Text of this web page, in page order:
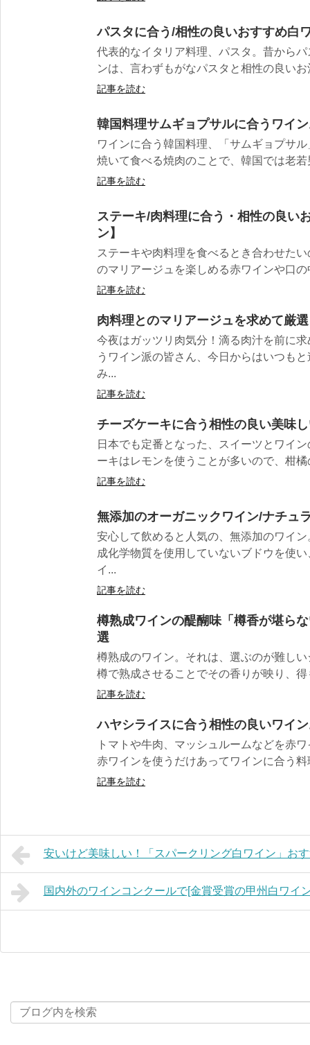
パスタに合う/相性の良いおすすめ白
代表的なイタリア料理、パスタ。昔から
ンは、言わずもがなパスタと相性の良い
記事を読む
韓国料理サムギョプサルに合うワイ
ワインに合う韓国料理、「サムギョプサ
焼いて食べる焼肉のことで、韓国では老
記事を読む
ステーキ/肉料理に合う・相性の良い
ン】
ステーキや肉料理を食べるとき合わせた
のマリアージュを楽しめる赤ワインや口
記事を読む
肉料理とのマリアージュを求めて厳
今夜はガッツリ肉気分！滴る肉汁を前に
うワイン派の皆さん、今日からはいつも
み...
記事を読む
チーズケーキに合う相性の良い美味
日本でも定番となった、スイーツとワイ
ーキはレモンを使うことが多いので、柑
記事を読む
無添加のオーガニックワイン/ナチュ
安心して飲めると人気の、無添加のワイ
成化学物質を使用していないブドウを使
イ...
記事を読む
樽熟成ワインの醍醐味「樽香が堪ら
選
樽熟成のワイン。それは、選ぶのが難し
樽で熟成させることでその香りが映り、
記事を読む
ハヤシライスに合う相性の良いワイ
トマトや牛肉、マッシュルームなどを赤
赤ワインを使うだけあってワインに合う
記事を読む
安いけど美味しい！「スパークリング白ワイン」お
国内外のワインコンクールで[金賞受賞の甲州白ワイ